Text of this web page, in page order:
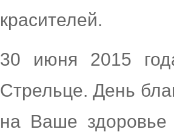
красителей.
30 июня 2015
Стрельце. День
на Ваше здоровье